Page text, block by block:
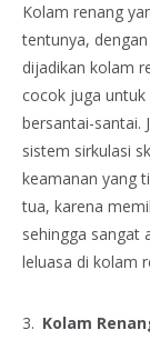
Kolam renang
tentunya,
dijadikan kolam
cocok juga
bersantai-santai.
sistem sirkulasi
keamanan yang
tua, karena
sehingga sangat
leluasa di kolam
Kolam